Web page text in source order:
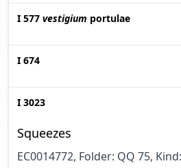
I 577 vestigium portulae
I 674
I 3023
Squeezes
EC0014772, Folder: QQ 75,